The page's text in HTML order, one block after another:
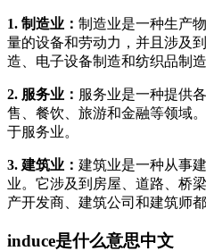
1. 制造业： 制造业是一种生产
量的设备和劳动力，并且涉及
造、电子设备制造和纺织品制
2. 服务业： 服务业是一种提供
售、餐饮、旅游和金融等领域
于服务业。
3. 建筑业： 建筑业是一种从事
业。它涉及到房屋、道路、桥
产开发商、建筑公司和建筑师
induce是什么意思中文